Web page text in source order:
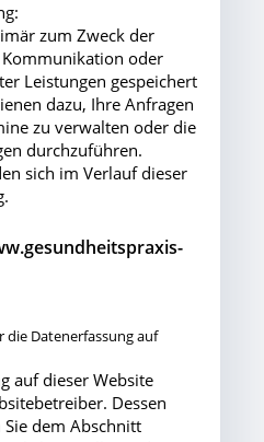
zum Zweck der
oder
Leistungen gespeichert
dazu, Ihre Anfragen
zu verwalten oder die
durchzuführen.
sich im Verlauf dieser
Datenerfassung auf
auf dieser Website
Dessen
dem Abschnitt